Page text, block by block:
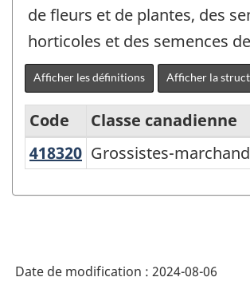
de fleurs et de plantes, des
horticoles et des semences
Afficher les définitions Afficher la
Variante
classification
Code
Classe canadienne
418320 Grossistes-
Grossistes-
Date de modification : 2024-08-06